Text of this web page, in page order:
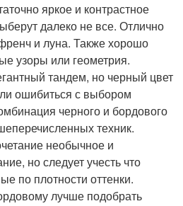
яркое и контрастное
далеко не все. Отлично
и луна. Также хорошо
узоры или геометрия.
тандем, но черный цвет
ошибиться с выбором
черного и бордового
техник.
необычное и
но следует учесть что
по плотности оттенки.
лучше подобрать